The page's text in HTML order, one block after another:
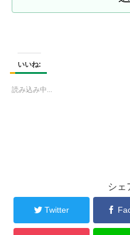
いいね:
読み込み中...
シェ
Twitter